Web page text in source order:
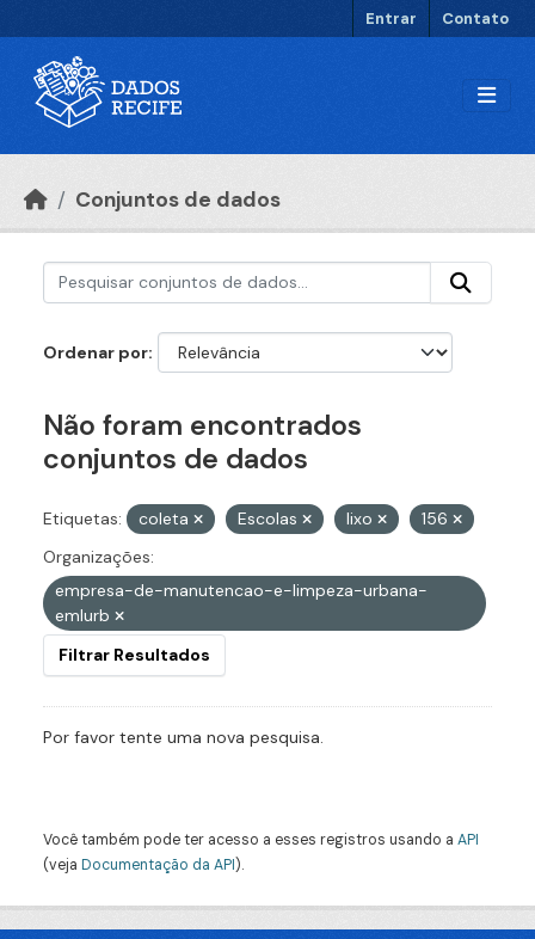
Entrar Contato
Conjuntos de dados
Ordenar por
Não foram encontrados
conjuntos de dados
Etiquetas: coleta Escolas lixo
156
Organizações:
empresa-de-manutencao-e-limpeza-urbana-
emlurb
Filtrar Resultados
Por favor tente uma nova pesquisa.
Você também pode ter acesso a esses registros usando a API
(veja Documentação da API).